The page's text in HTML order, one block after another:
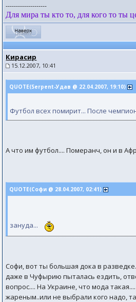
--------------------
Для мира ты кто то, для кого то ты
Кирасир
15.12.2007, 10:41
QUOTE(Serpent-Удав @ 22.04.2007, 19:10)
Футбол всех помирит... После
А что им футбол.... Померанч, он и в
QUOTE(Софи @ 28.04.2007, 02:41)
зануда...
Софи, вот ты большая дока в
даже в Чуфырию пыталась ездить,
вопрос.... На Украине, что мода
жареным..или не выбрали кого надо,